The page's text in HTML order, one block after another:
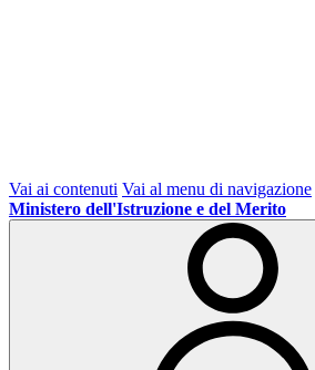
Vai ai contenuti Vai al menu di navigazione
Ministero dell'Istruzione e del Merito